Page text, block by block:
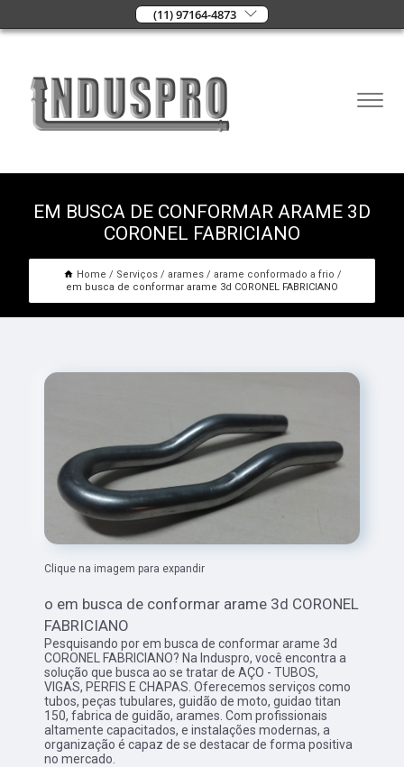
(11) 97164-4873
EM BUSCA DE CONFORMAR ARAME 3D
CORONEL FABRICIANO
Home Serviços arames
arame conformado a frio
em busca de conformar arame 3d CORONEL FABRICIANO
Clique na imagem para expandir
o em busca de conformar arame 3d CORONEL
FABRICIANO
Pesquisando por em busca de conformar arame 3d
CORONEL FABRICIANO? Na Induspro, você encontra a
solução que busca ao se tratar de AÇO - TUBOS,
VIGAS, PERFIS E CHAPAS. Oferecemos serviços como
tubos, peças tubulares, guidão de moto, guidao titan
150, fabrica de guidão, arames. Com profissionais
altamente capacitados, e instalações modernas, a
organização é capaz de se destacar de forma positiva
no mercado.